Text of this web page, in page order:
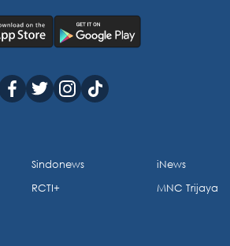
Sindonews
RCTI+
iNews
MNC Trijaya